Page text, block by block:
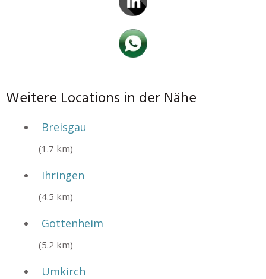
Weitere Locations in der Nähe
Breisgau
(1.7 km)
Ihringen
(4.5 km)
Gottenheim
(5.2 km)
Umkirch